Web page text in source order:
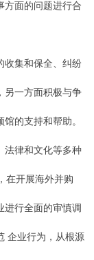
方面的问题进行合
集和保全、纠纷
另一方面积极与争
的支持和帮助。
律和文化等多种
在开展海外并购
进行全面的审慎调
企业行为，从根源